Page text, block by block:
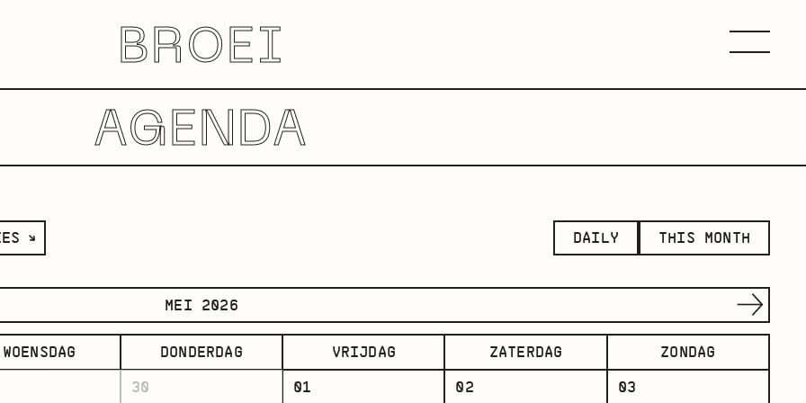
BROEI Menu
AGENDA
DAILY THIS MONTH
MEI 2026
WOENSDAG DONDERDAG VRIJDAG ZATERDAG
ZONDAG
30 01 02 03